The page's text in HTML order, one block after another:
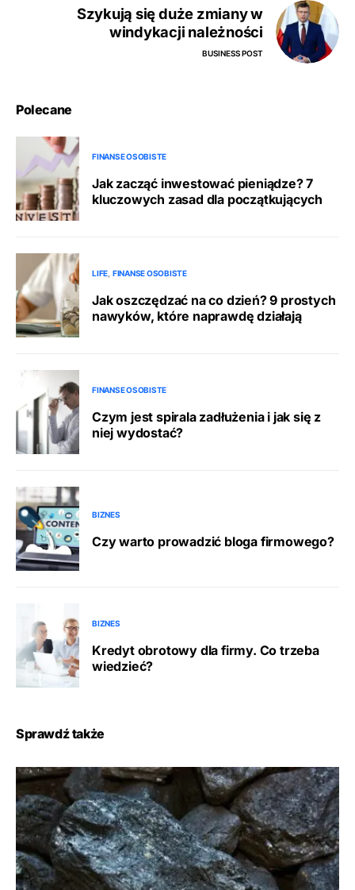
Szykują się duże zmiany w
windykacji należności
BUSINESS POST
Polecane
FINANSE OSOBISTE
Jak zacząć inwestować pieniądze? 7
kluczowych zasad dla początkujących
LIFE FINANSE OSOBISTE
Jak oszczędzać na co dzień? 9 prostych
nawyków, które naprawdę działają
FINANSE OSOBISTE
Czym jest spirala zadłużenia i jak się z
niej wydostać?
BIZNES
Czy warto prowadzić bloga firmowego?
BIZNES
Kredyt obrotowy dla firmy. Co trzeba
wiedzieć?
Sprawdź także